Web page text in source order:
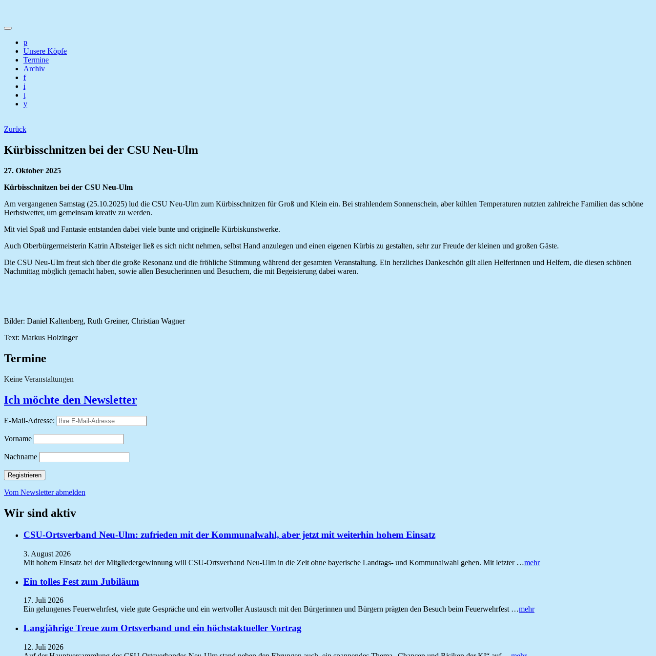
p
Unsere Köpfe
Termine
Archiv
f
i
t
y
Zurück
Kürbisschnitzen bei der CSU Neu-Ulm
27. Oktober 2025
Kürbisschnitzen bei der CSU Neu-Ulm
Am vergangenen Samstag (25.10.2025) lud die CSU Neu-Ulm zum Kürbisschnitzen für Groß und Klein ein. Bei strahlendem Sonnenschein, aber kühlen Temperaturen nutzten zahlreiche Familien das schöne
Herbstwetter, um gemeinsam kreativ zu werden.
Mit viel Spaß und Fantasie entstanden dabei viele bunte und originelle Kürbiskunstwerke.
Auch Oberbürgermeisterin Katrin Albsteiger ließ es sich nicht nehmen, selbst Hand anzulegen und einen eigenen Kürbis zu gestalten, sehr zur Freude der kleinen und großen Gäste.
Die CSU Neu-Ulm freut sich über die große Resonanz und die fröhliche Stimmung während der gesamten Veranstaltung. Ein herzliches Dankeschön gilt allen Helferinnen und Helfern, die diesen schönen
Nachmittag möglich gemacht haben, sowie allen Besucherinnen und Besuchern, die mit Begeisterung dabei waren.
Bilder: Daniel Kaltenberg, Ruth Greiner, Christian Wagner
Text: Markus Holzinger
Termine
Keine Veranstaltungen
Ich möchte den Newsletter
E-Mail-Adresse:
Vorname
Nachname
Vom Newsletter abmelden
Wir sind aktiv
CSU-Ortsverband Neu-Ulm: zufrieden mit der Kommunalwahl, aber jetzt mit weiterhin hohem Einsatz
3. August 2026
Mit hohem Einsatz bei der Mitgliedergewinnung will CSU-Ortsverband Neu-Ulm in die Zeit ohne bayerische Landtags- und Kommunalwahl gehen. Mit letzter …mehr
Ein tolles Fest zum Jubiläum
17. Juli 2026
Ein gelungenes Feuerwehrfest, viele gute Gespräche und ein wertvoller Austausch mit den Bürgerinnen und Bürgern prägten den Besuch beim Feuerwehrfest …mehr
Langjährige Treue zum Ortsverband und ein höchstaktueller Vortrag
12. Juli 2026